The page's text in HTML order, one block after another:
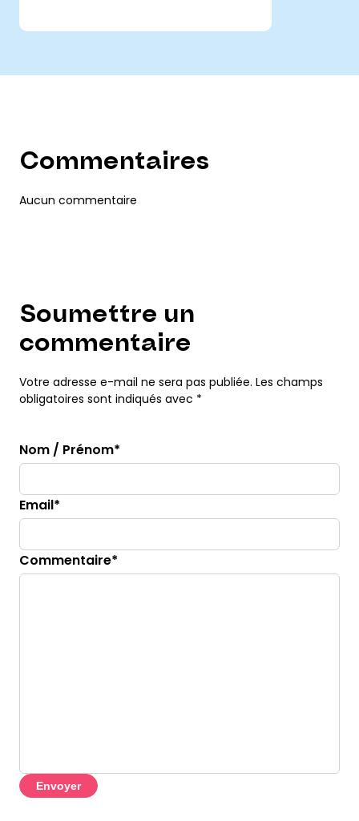
Commentaires
Aucun commentaire
Soumettre un
commentaire
Votre adresse e-mail ne sera pas publiée. Les champs
obligatoires sont indiqués avec *
Nom / Prénom*
Email*
Commentaire*
Envoyer